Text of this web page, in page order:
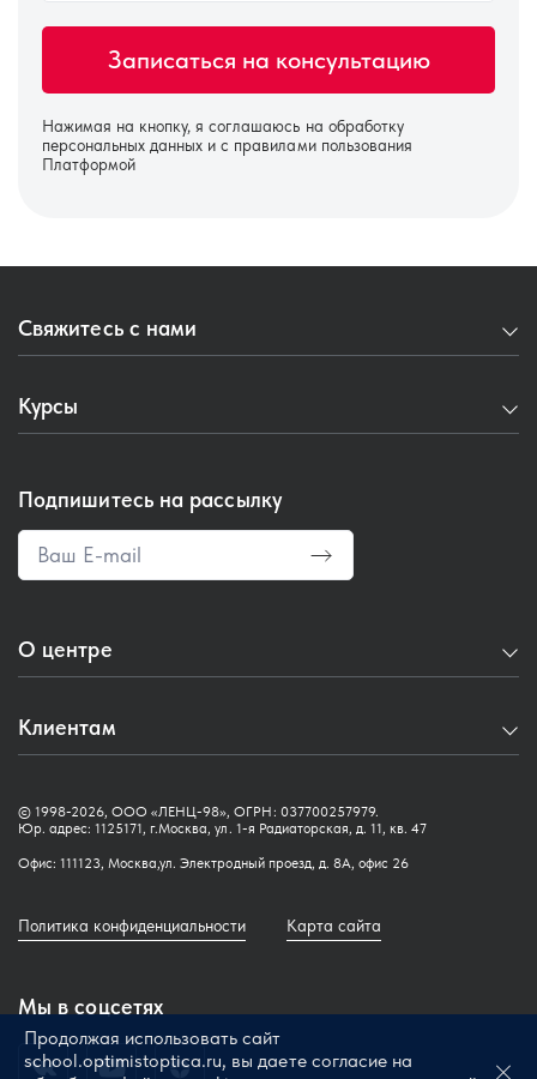
Нажимая на кнопку, я соглашаюсь на обработку
персональных данных и с правилами пользования
Платформой
Свяжитесь с нами
+7 977 691 40 53
Пн-Пт с 09:00 до 17:00
Задать вопрос
Контакты
Курсы
Оптикам-консультантам
Подпишитесь на рассылку
О центре
Сведения об образовательной организации
Журнал
Новости
Клиентам
Обучающая платформа
Трудоустройство
Помощь
© 1998-2026, ООО «ЛЕНЦ-98», ОГРН: 037700257979.
Юр. адрес: 1125171, г.Москва, ул. 1-я Радиаторская, д. 11, кв. 47
Офис: 111123, Москва,ул. Электродный проезд, д. 8А, офис 26
Политика конфиденциальности Карта сайта
Мы в соцсетях
Продолжая использовать сайт
school.optimistoptica.ru, вы даете согласие на